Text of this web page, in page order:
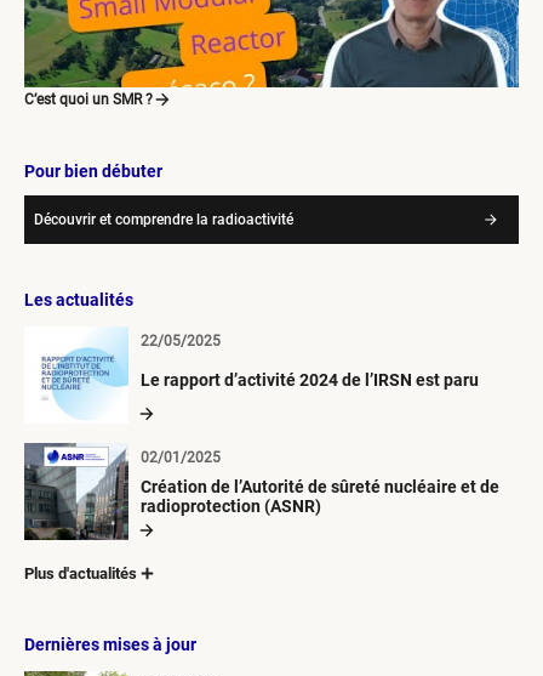
C’est quoi un SMR ?
Pour bien débuter
Découvrir et comprendre la radioactivité
Les actualités
Le rapport d’activité 2024 de l’IRSN est paru
22/05/2025
Création de l’Autorité de sûreté nucléaire et de
radioprotection (ASNR)
02/01/2025
Plus d'actualités
Dernières mises à jour